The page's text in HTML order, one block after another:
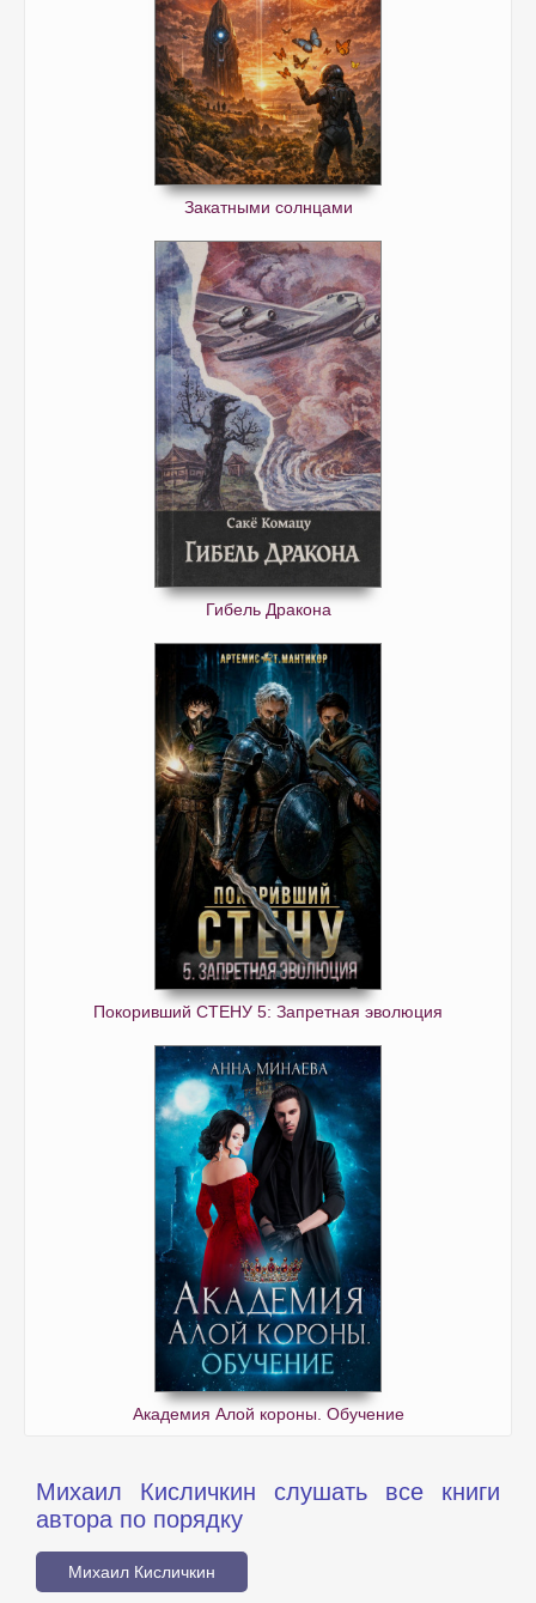
Закатными солнцами
Гибель Дракона
Покоривший СТЕНУ 5: Запретная эволюция
Академия Алой короны. Обучение
Михаил Кисличкин слушать все книги
автора по порядку
Михаил Кисличкин